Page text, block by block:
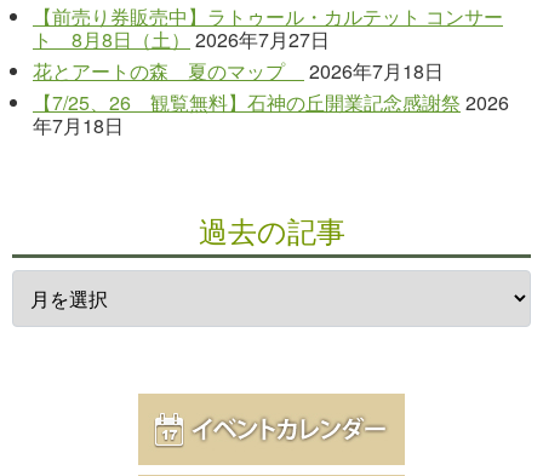
【前売り券販売中】ラトゥール・カルテット コンサー
ト 8月8日（土）
2026年7月27日
花とアートの森 夏のマップ
2026年7月18日
【7/25、26 観覧無料】石神の丘開業記念感謝祭 2026
年7月18日
過去の記事